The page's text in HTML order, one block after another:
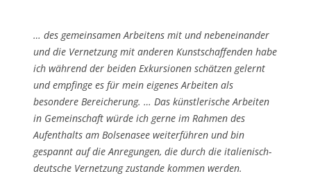
… des gemeinsamen Arbeitens mit und nebeneinander
und die Vernetzung mit anderen Kunstschaffenden habe
ich während der beiden Exkursionen schätzen gelernt
und empfinge es für mein eigenes Arbeiten als
besondere Bereicherung. … Das künstlerische Arbeiten
in Gemeinschaft würde ich gerne im Rahmen des
Aufenthalts am Bolsenasee weiterführen und bin
gespannt auf die Anregungen, die durch die italienisch-
deutsche Vernetzung zustande kommen werden.